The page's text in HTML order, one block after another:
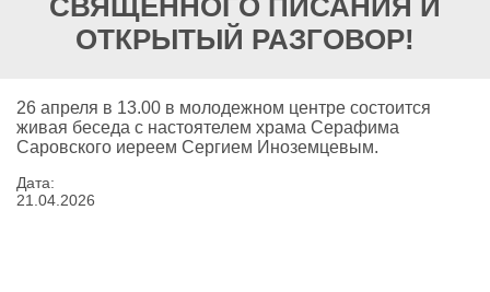
СВЯЩЕННОГО ПИСАНИЯ И
ОТКРЫТЫЙ РАЗГОВОР!
26 апреля в 13.00 в молодежном центре состоится
живая беседа с настоятелем храма Серафима
Саровского иереем Сергием Иноземцевым.
Дата:
21 04 2026